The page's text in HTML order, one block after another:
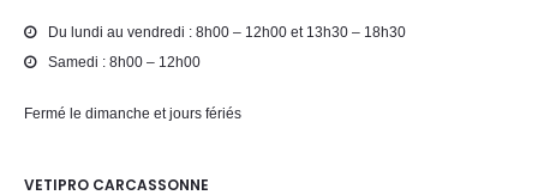
Du lundi au vendredi : 8h00 – 12h00 et 13h30 – 18h30
Samedi : 8h00 – 12h00
Fermé le dimanche et jours fériés
VETIPRO CARCASSONNE